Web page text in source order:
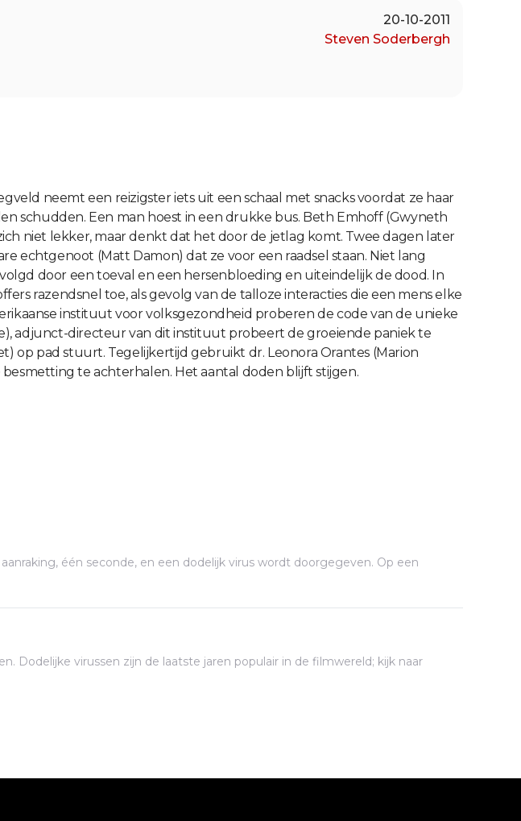
20-10-2011
Steven Soderbergh
neemt een reizigster iets uit een schaal met snacks voordat ze haar
schudden. Een man hoest in een drukke bus. Beth Emhoff (Gwyneth
niet lekker, maar denkt dat het door de jetlag komt. Twee dagen later
echtgenoot (Matt Damon) dat ze voor een raadsel staan. Niet lang
door een toeval en een hersenbloeding en uiteindelijk de dood. In
razendsnel toe, als gevolg van de talloze interacties die een mens elke
instituut voor volksgezondheid proberen de code van de unieke
adjunct-directeur van dit instituut probeert de groeiende paniek te
op pad stuurt. Tegelijkertijd gebruikt dr. Leonora Orantes (Marion
te achterhalen. Het aantal doden blijft stijgen.